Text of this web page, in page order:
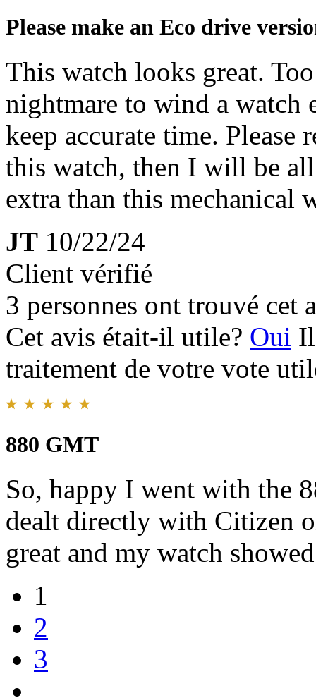
Please make an Eco drive
This watch looks great.
nightmare to wind a watch
keep accurate time. Please
this watch, then I will be
extra than this mechanical
JT 10/22/24
Client vérifié
3 personnes ont trouvé cet
Cet avis était-il utile? Oui
traitement de votre vote
880 GMT
So, happy I went with the
dealt directly with Citizen
great and my watch
1
2
3